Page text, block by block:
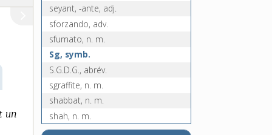
un
seyant, -ante, adj.
sforzando, adv.
sfumato, n. m.
Sg, symb.
S.G.D.G., abrév.
sgraffite, n. m.
shabbat, n. m.
shah, n. m.
shaker, n. m.